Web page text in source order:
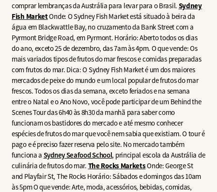
comprar lembranças da Austrália para levar para o Brasil. Sydney
Fish MarketOnde: O Sydney Fish Market está situado à beira da
água em Blackwattle Bay, no cruzamento da Bank Street com a
Pyrmont Bridge Road, em Pyrmont. Horário: Aberto todos os dias
do ano, exceto 25 de dezembro, das 7am às 4pm. O que vende: Os
mais variados tipos de frutos do mar frescos e comidas preparadas
com frutos do mar. Dica: O Sydney Fish Market é um dos maiores
mercados de peixe do mundo e um local popular de frutos do mar
frescos. Todos os dias da semana, exceto feriados e na semana
entre o Natal e o Ano Novo, você pode participar de um Behind the
Scenes Tour das 6h40 às 8h30 da manhã para saber como
funcionam os bastidores do mercado e até mesmo conhecer
espécies de frutos do mar que você nem sabia que existiam. O tour é
pago e é preciso fazer reserva pelo site. No mercado também
funciona a Sydney Seafood School, principal escola da Austrália de
culinária de frutos do mar. The Rocks MarketsOnde: George St
and Playfair St, The Rocks Horário: Sábados e domingos das 10am
às 5pm O que vende: Arte, moda, acessórios, bebidas, comidas,